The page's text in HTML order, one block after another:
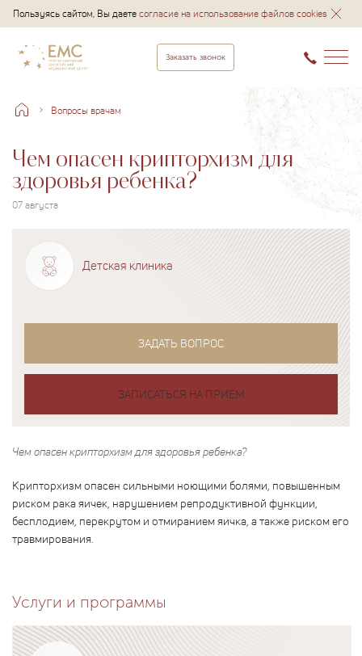
Пользуясь сайтом, Вы даетесогласие на использование файлов cookies
Заказать звонок
Вопросы врачам
Чем опасен крипторхизм для
здоровья ребенка?
07 августа
Детская клиника
ЗАДАТЬ ВОПРОС
ЗАПИСАТЬСЯ НА ПРИЕМ
Чем опасен крипторхизм для здоровья ребенка?
Крипторхизм опасен сильными ноющими болями, повышенным
риском рака яичек, нарушением репродуктивной функции,
бесплодием, перекрутом и отмиранием яичка, а также риском его
травмирования.
Услуги и программы